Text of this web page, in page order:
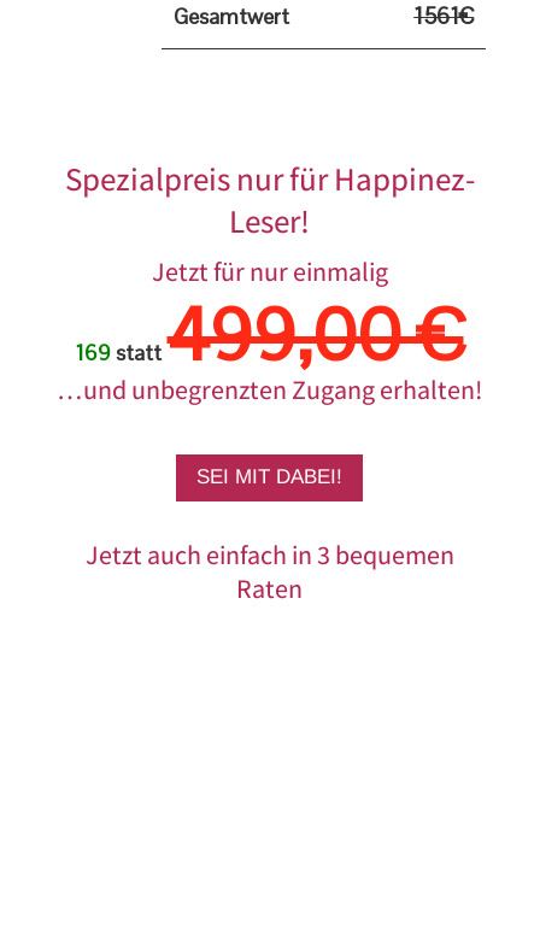
Gesamtwert 1561€
Spezialpreis nur für Happinez-
Leser!
Jetzt für nur einmalig
169statt499,00 €
…und unbegrenzten Zugang erhalten!
SEI MIT DABEI!
Jetzt auch einfach in 3 bequemen
Raten